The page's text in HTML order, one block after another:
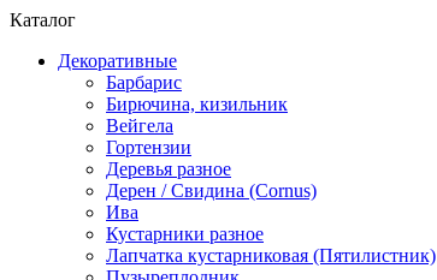
Каталог
Декоративные
Барбарис
Бирючина, кизильник
Вейгела
Гортензии
Деревья разное
Дерен / Свидина (Cornus)
Ива
Кустарники разное
Лапчатка кустарниковая (Пятилистник)